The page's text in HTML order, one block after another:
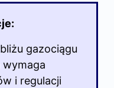
gazociągu
i regulacji